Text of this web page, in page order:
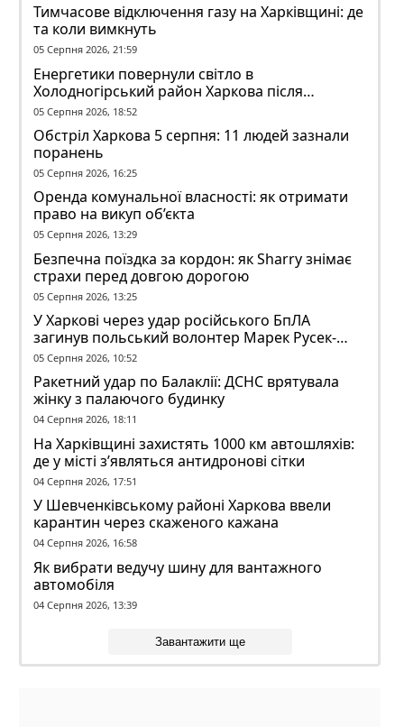
Тимчасове відключення газу на Харківщині: де
та коли вимкнуть
05 Серпня 2026, 21:59
Енергетики повернули світло в
Холодногірський район Харкова після
ворожого обстрілу
05 Серпня 2026, 18:52
Обстріл Харкова 5 серпня: 11 людей зазнали
поранень
05 Серпня 2026, 16:25
Оренда комунальної власності: як отримати
право на викуп об’єкта
05 Серпня 2026, 13:29
Безпечна поїздка за кордон: як Sharry знімає
страхи перед довгою дорогою
05 Серпня 2026, 13:25
У Харкові через удар російського БпЛА
загинув польський волонтер Марек Русек-
Вольський
05 Серпня 2026, 10:52
Ракетний удар по Балаклії: ДСНС врятувала
жінку з палаючого будинку
04 Серпня 2026, 18:11
На Харківщині захистять 1000 км автошляхів:
де у місті з’являться антидронові сітки
04 Серпня 2026, 17:51
У Шевченківському районі Харкова ввели
карантин через скаженого кажана
04 Серпня 2026, 16:58
Як вибрати ведучу шину для вантажного
автомобіля
04 Серпня 2026, 13:39
Завантажити ще